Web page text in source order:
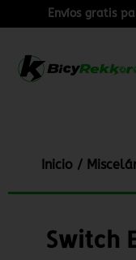
Envíos gratis
Inicio/
Switch